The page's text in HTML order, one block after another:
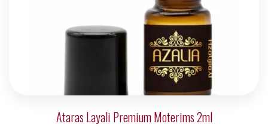
Ataras Layali Premium Moterims 2ml